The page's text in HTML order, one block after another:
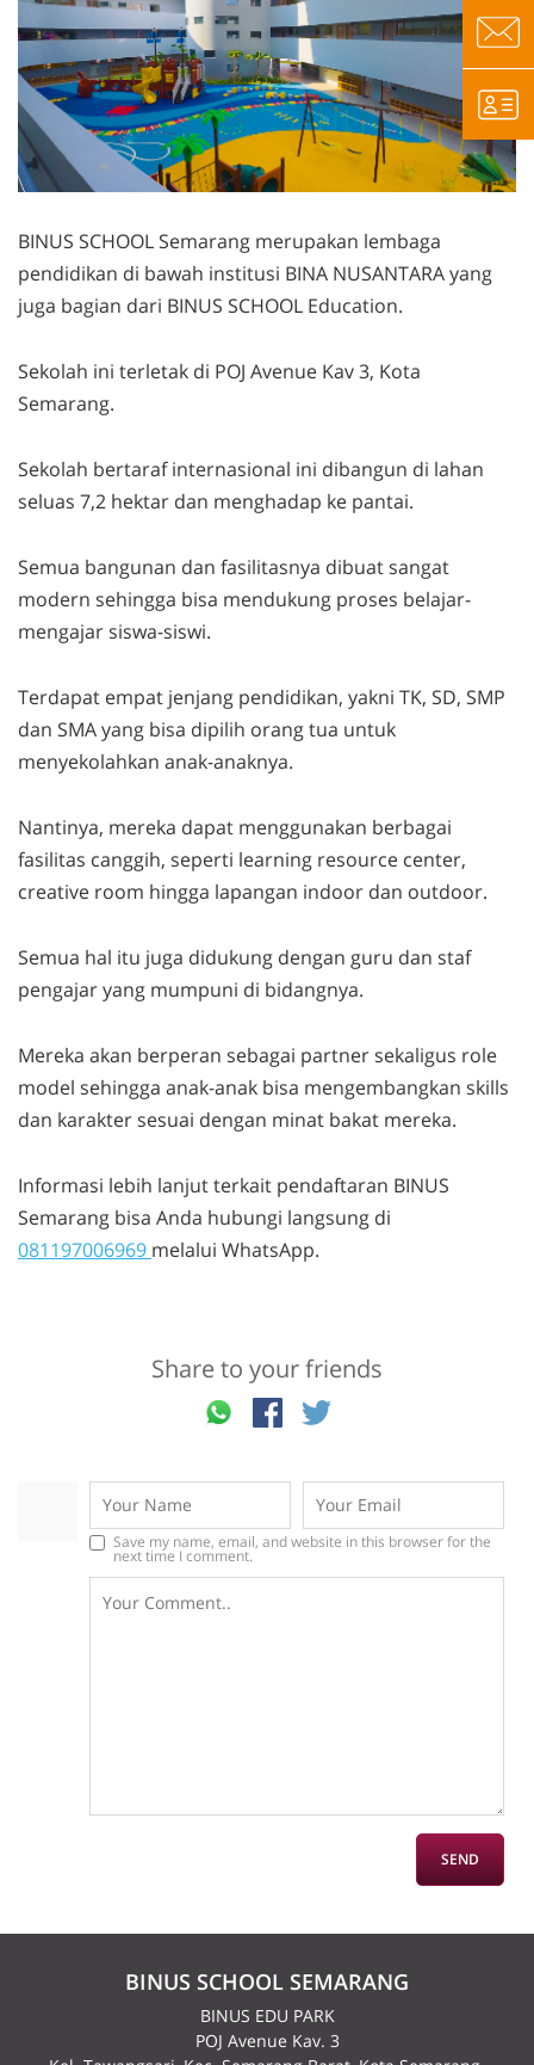
BINUS SCHOOL Semarang merupakan lembaga
pendidikan di bawah institusi BINA NUSANTARA yang
juga bagian dari BINUS SCHOOL Education.
Sekolah ini terletak di POJ Avenue Kav 3, Kota
Semarang.
Sekolah bertaraf internasional ini dibangun di lahan
seluas 7,2 hektar dan menghadap ke pantai.
Semua bangunan dan fasilitasnya dibuat sangat
modern sehingga bisa mendukung proses belajar-
mengajar siswa-siswi.
Terdapat empat jenjang pendidikan, yakni TK, SD, SMP
dan SMA yang bisa dipilih orang tua untuk
menyekolahkan anak-anaknya.
Nantinya, mereka dapat menggunakan berbagai
fasilitas canggih, seperti learning resource center,
creative room hingga lapangan indoor dan outdoor.
Semua hal itu juga didukung dengan guru dan staf
pengajar yang mumpuni di bidangnya.
Mereka akan berperan sebagai partner sekaligus role
model sehingga anak-anak bisa mengembangkan skills
dan karakter sesuai dengan minat bakat mereka.
Informasi lebih lanjut terkait pendaftaran BINUS
Semarang bisa Anda hubungi langsung di
081197006969 melalui WhatsApp.
Share to your friends
Save my name, email, and website in this browser for the
next time I comment.
BINUS SCHOOL SEMARANG
BINUS EDU PARK
POJ Avenue Kav. 3